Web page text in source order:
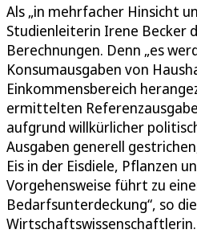
Als „in mehrfacher Hinsicht
Studienleiterin Irene Becker
Berechnungen. Denn „es
Konsumausgaben von
Einkommensbereich
ermittelten
aufgrund willkürlicher
Ausgaben generell
Eis in der Eisdiele, Pflanzen
Vorgehensweise führt zu
Bedarfsunterdeckung“, so die
Wirtschaftswissenschaftlerin.